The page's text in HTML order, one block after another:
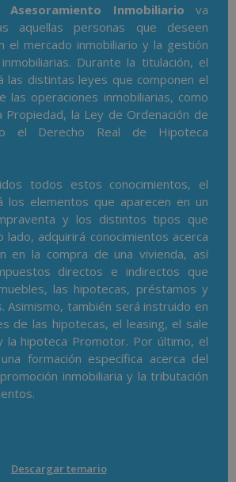
Inmobiliario va
aquellas personas que deseen
el mercado inmobiliario y la gestión
Durante la titulación, el
las distintas leyes que componen el
las operaciones inmobiliarias, como
la Ley de Ordenación de
el Derecho Real de Hipoteca
todos estos conocimientos, el
los elementos que aparecen en un
y los distintos tipos que
adquirirá conocimientos acerca
en la compra de una vivienda, así
directos e indirectos que
las hipotecas, préstamos y
Asimismo, también será instruido en
de las hipotecas, el leasing, el sale
la hipoteca Promotor. Por último, el
formación específica acerca del
inmobiliaria y la tributación
Descargar temario